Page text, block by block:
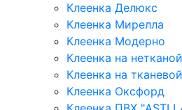
Клеенка Делюкс
Клеенка Мирелла
Клеенка Модерно
Клеенка на
Клеенка на
Клеенка Оксфорд